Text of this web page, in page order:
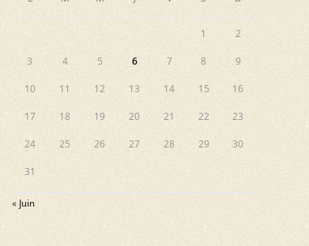
1 2
3 4 5 6 7 8 9
10 11 12 13 14 15 16
17 18 19 20 21 22 23
24 25 26 27 28 29 30
31
« Juin